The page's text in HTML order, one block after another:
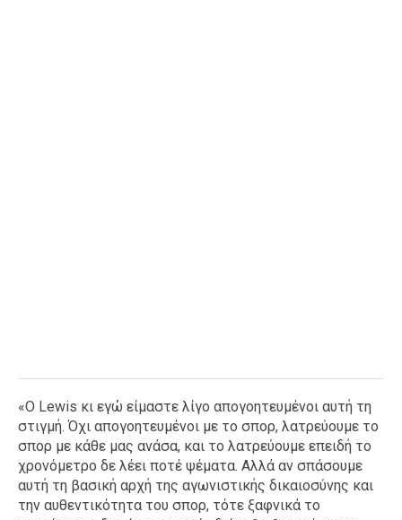
«Ο Lewis κι εγώ είμαστε λίγο απογοητευμένοι αυτή τη
στιγμή. Όχι απογοητευμένοι με το σπορ, λατρεύουμε το
σπορ με κάθε μας ανάσα, και το λατρεύουμε επειδή το
χρονόμετρο δε λέει ποτέ ψέματα. Αλλά αν σπάσουμε
αυτή τη βασική αρχή της αγωνιστικής δικαιοσύνης και
την αυθεντικότητα του σπορ, τότε ξαφνικά το